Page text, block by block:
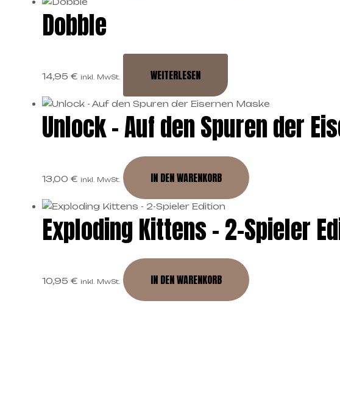
Dobble
14,95 € inkl. MwSt. WEITERLESEN
Unlock – Auf den Spuren der
13,00 € inkl. MwSt. IN DEN WARENKORB
Exploding Kittens – 2-Spieler
10,95 € inkl. MwSt. IN DEN WARENKORB